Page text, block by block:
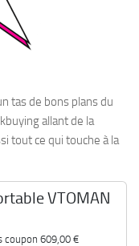
tas de bons plans du
allant de la
tout ce qui touche à la
VTOMAN
coupon 609,00 €